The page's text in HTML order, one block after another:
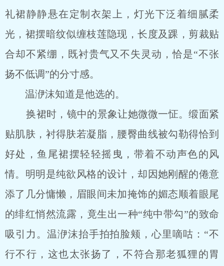
礼裙静静悬在定制衣架上，灯光下泛着细腻柔
光，裙摆暗纹似缠枝莲隐现，长度及踝，剪裁贴
合却不紧绷，既衬贵气又不失灵动，恰是“不张
扬不低调”的分寸感。
温洢沫知道是他选的。
换裙时，镜中的景象让她微微一怔。缎面紧
贴肌肤，衬得肤若凝脂，腰臀曲线被勾勒得恰到
好处，鱼尾裙摆轻轻摇曳，带着不动声色的风
情。明明是纯欲风格的设计，却因她刚醒的倦意
添了几分慵懒，眉眼间未加掩饰的媚态顺着眼尾
的绯红悄然流露，竟生出一种“纯中带勾”的致命
吸引力。温洢沫抬手拍拍脸颊，心里嘀咕：“不
行不行，这也太张扬了，不符合那老狐狸的胃